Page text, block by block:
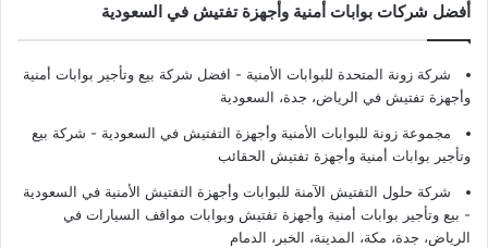
أفضل شركات بوابات أمنية وأجهزة تفتيش في السعودية
شركة زونة المتحدة للبوابات الأمنية - افضل شركة بيع وتأجير بوابات أمنية
وأجهزة تفتيش في الرياض، جدة، السعودية
مجموعة زونة للبوابات الأمنية وأجهزة التفتيش في السعودية - شركة بيع
وتأجير بوابات أمنية وأجهزة تفتيش الحقائب
شركة حلول التفتيش الآمنة للبوابات وأجهزة التفتيش الأمنية في السعودية
- بيع وتأجير بوابات أمنية وأجهزة تفتيش وبوابات مواقف السيارات في
الرياض، جدة، مكة، المدينة، الخبر، الدمام